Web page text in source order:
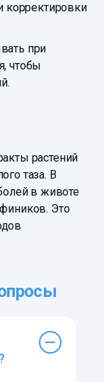
корректировки
при
чтобы
растений
таза. В
в животе
Это